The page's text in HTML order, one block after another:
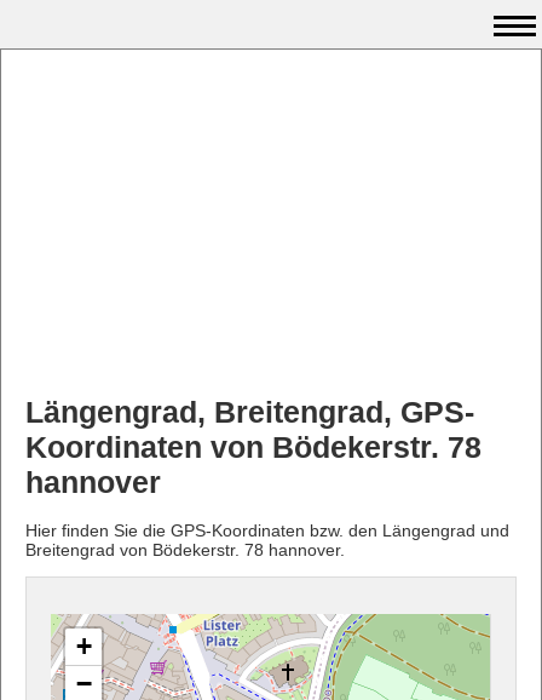
Längengrad, Breitengrad, GPS-
Koordinaten von Bödekerstr. 78
hannover
Hier finden Sie die GPS-Koordinaten bzw. den Längengrad und
Breitengrad von Bödekerstr. 78 hannover.
+
−